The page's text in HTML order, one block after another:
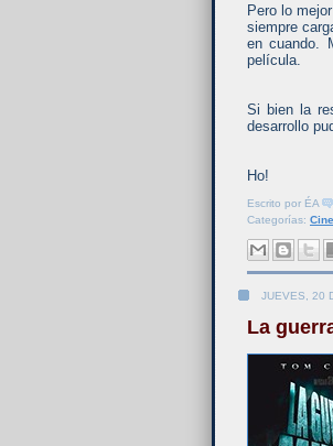
Pero lo
siempre
en cuando.
película.
Si bien la
desarrollo
Ho!
Escrito por ÉA
Categorías: Cine
JUEVES, 20
La